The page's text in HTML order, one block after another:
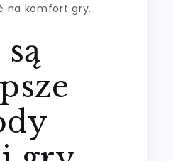
na komfort gry.
są